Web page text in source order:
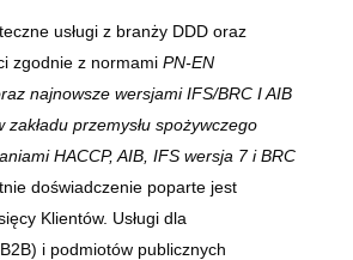
usługi z branży DDD oraz
zgodnie z normami PN-EN
najnowsze wersjami IFS/BRC I AIB
przemysłu spożywczego
HACCP, AIB, IFS wersja 7 i BRC
doświadczenie poparte jest
Klientów. Usługi dla
i podmiotów publicznych